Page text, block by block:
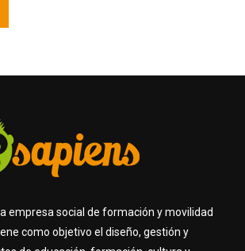
empresa social de formación y movilidad
como objetivo el diseño, gestión y